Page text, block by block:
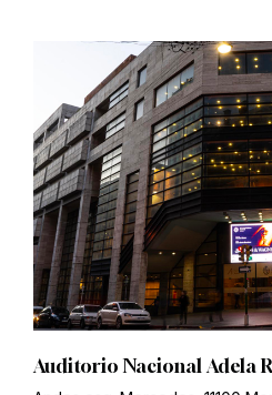
Auditorio Nacional Adela